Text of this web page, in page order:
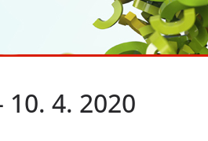
4. 2020